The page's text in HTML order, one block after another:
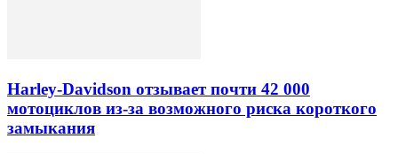
Harley-Davidson отзывает почти 42 000
мотоциклов из-за возможного риска короткого
замыкания